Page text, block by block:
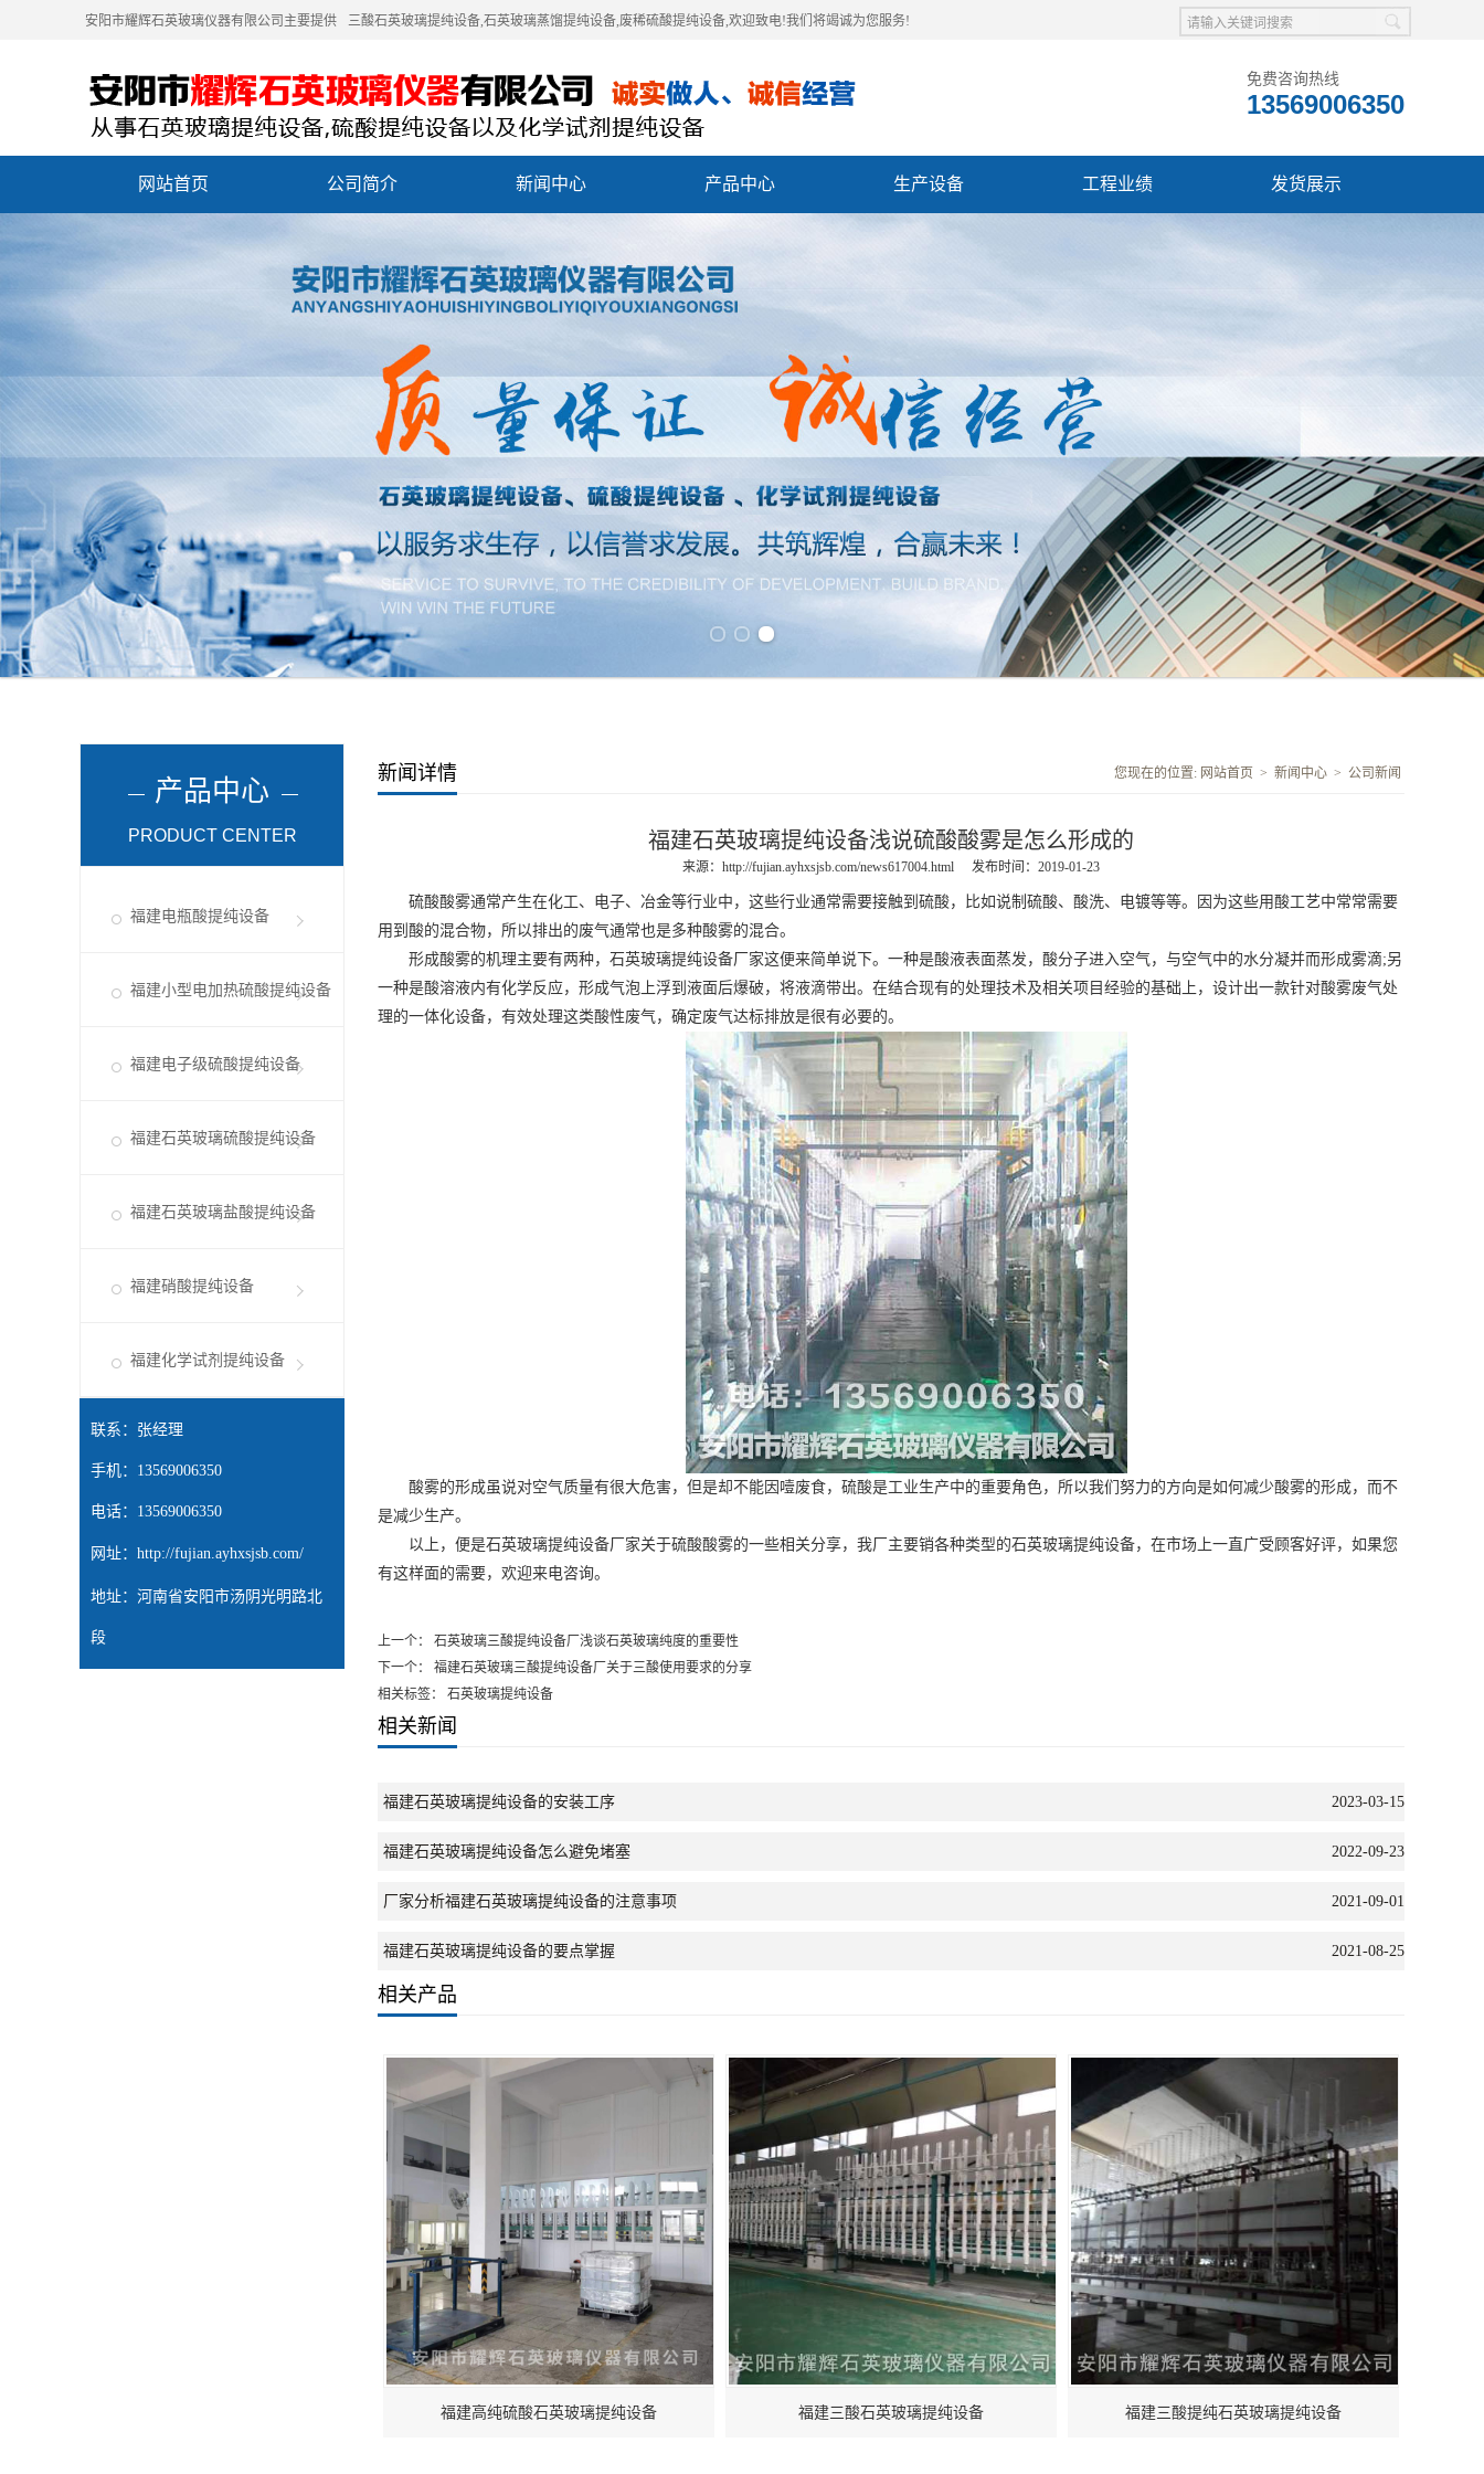
安阳市耀辉石英玻璃仪器有限公司主要提供 三酸石英玻璃提纯设备,石英玻璃蒸馏提纯设备,废稀硫酸提纯设备,欢迎致电!我们将竭诚为您服务!
免费咨询热线
13569006350
网站首页 公司简介 新闻中心 产品中心 生产设备 工程业绩 发货展示
产品中心
PRODUCT CENTER
福建电瓶酸提纯设备
福建小型电加热硫酸提纯设备
福建电子级硫酸提纯设备
福建石英玻璃硫酸提纯设备
福建石英玻璃盐酸提纯设备
福建硝酸提纯设备
福建化学试剂提纯设备
联系：张经理
手机：13569006350
电话：13569006350
网址： http://fujian.ayhxsjsb.com/
地址：河南省安阳市汤阴光明路北
段
新闻详情 您现在的位置: 网站首页 > 新闻中心 > 公司新闻
福建石英玻璃提纯设备浅说硫酸酸雾是怎么形成的
来源： http://fujian.ayhxsjsb.com/news617004.html 发布时间：2019-01-23
硫酸酸雾通常产生在化工、电子、冶金等行业中，这些行业通常需要接触到硫酸，比如说制硫酸、酸洗、电镀等等。因为这些用酸工艺中常常需要
用到酸的混合物，所以排出的废气通常也是多种酸雾的混合。
形成酸雾的机理主要有两种，石英玻璃提纯设备厂家这便来简单说下。一种是酸液表面蒸发，酸分子进入空气，与空气中的水分凝并而形成雾滴;另
一种是酸溶液内有化学反应，形成气泡上浮到液面后爆破，将液滴带出。在结合现有的处理技术及相关项目经验的基础上，设计出一款针对酸雾废气处
理的一体化设备，有效处理这类酸性废气，确定废气达标排放是很有必要的。
酸雾的形成虽说对空气质量有很大危害，但是却不能因噎废食，硫酸是工业生产中的重要角色，所以我们努力的方向是如何减少酸雾的形成，而不
是减少生产。
以上，便是石英玻璃提纯设备厂家关于硫酸酸雾的一些相关分享，我厂主要销各种类型的石英玻璃提纯设备，在市场上一直广受顾客好评，如果您
有这样面的需要，欢迎来电咨询。
上一个：
石英玻璃三酸提纯设备厂浅谈石英玻璃纯度的重要性
下一个：
福建石英玻璃三酸提纯设备厂关于三酸使用要求的分享
相关标签： 石英玻璃提纯设备
相关新闻
福建石英玻璃提纯设备的安装工序 2023-03-15
福建石英玻璃提纯设备怎么避免堵塞 2022-09-23
厂家分析福建石英玻璃提纯设备的注意事项 2021-09-01
福建石英玻璃提纯设备的要点掌握 2021-08-25
相关产品
福建高纯硫酸石英玻璃提纯设备 福建三酸石英玻璃提纯设备 福建三酸提纯石英玻璃提纯设备